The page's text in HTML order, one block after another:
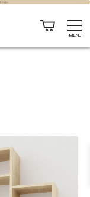
MENU